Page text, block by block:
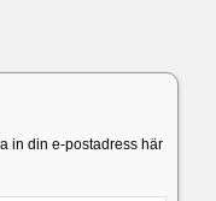
in din e-postadress här